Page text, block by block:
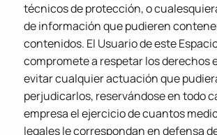
técnicos de protección, o
de información que pudieren
contenidos. El Usuario de este
compromete a respetar los derechos
evitar cualquier actuación que
perjudicarlos, reservándose en todo
empresa el ejercicio de cuantos
legales le correspondan en defensa